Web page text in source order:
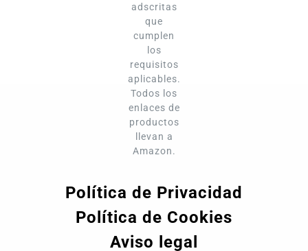
adscritas
que
cumplen
los
requisitos
aplicables.
Todos los
enlaces de
productos
llevan a
Amazon.
Política de Privacidad
Política de Cookies
Aviso legal